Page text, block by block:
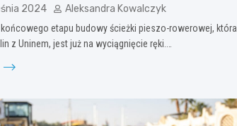
2024 Aleksandra Kowalczyk
etapu budowy ścieżki pieszo-rowerowej, która
z Uninem, jest już na wyciągnięcie ręki.…